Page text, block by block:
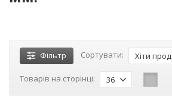
Фільтр Сортувати: Хіти
Товарів на сторінці: 36